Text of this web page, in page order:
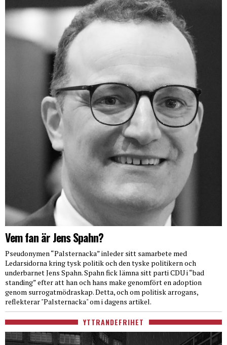
Vem fan är Jens Spahn?
Pseudonymen “Palsternacka” inleder sitt samarbete med
Ledarsidorna kring tysk politik och den tyske politikern och
underbarnet Jens Spahn. Spahn fick lämna sitt parti CDU i “bad
standing” efter att han och hans make genomfört en adoption
genom surrogatmödraskap. Detta, och om politisk arrogans,
reflekterar "Palsternacka" om i dagens artikel.
YTTRANDEFRIHET